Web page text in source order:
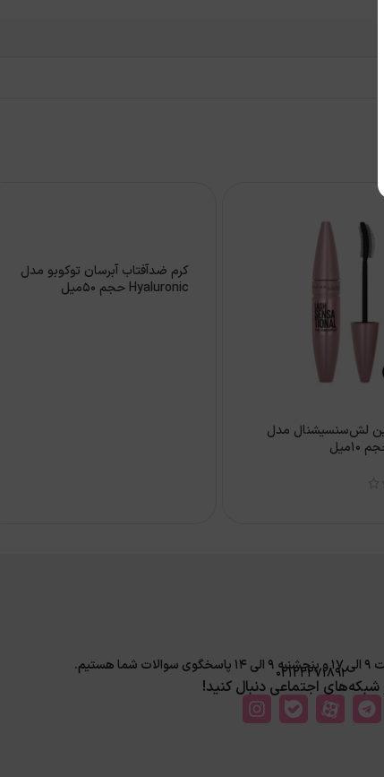
لش‌سنسیشنال مدل
کرم ضدآفتاب آبرسان توکوبو مدل
Hyaluronic حجم 50میل
شبکه‌های اجتماعی دنبال کنید!
02122271892